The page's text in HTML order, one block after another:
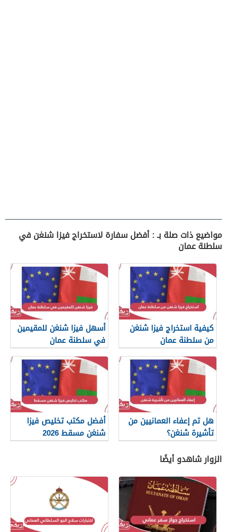
مواضيع ذات صلة بـ : أفضل سفارة لاستخراج فيزا شنغن في
سلطنة عمان
كيفية استخراج فيزا شنغن
من سلطنة عمان
أسهل فيزا شنغن للمقيمين
في سلطنة عمان
هل تم إعفاء العمانيين من
تأشيرة شنغن؟
أفضل مكتب تخليص فيزا
شنغن مسقط 2026
الزوار شاهدو أيضًا